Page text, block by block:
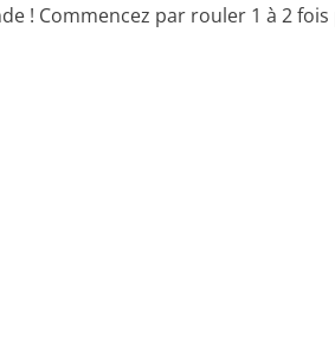
! Commencez par rouler 1 à 2